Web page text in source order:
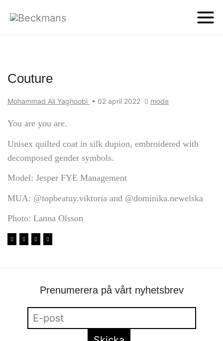
Couture
Mohammad Ali Yaghoobi • 02 april 2022 mode
You are you are.
Unisex quilted coat in silk dupion, embroidered with
decomposed gender symbols.
Model: Jesper FYE Management
MUA: @topbeatuy.viktoria and @dominika.newelska
Photo: Lanna Olsson
Prenumerera på vårt nyhetsbrev